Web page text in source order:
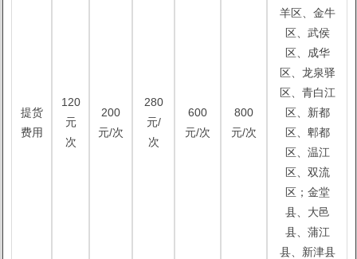
提货
费用
120
元
次
200
元/次
280
元/
次
600
元/次
800
元/次
羊区、金牛
区、武侯
区、成华
区、龙泉驿
区、青白江
区、新都
区、郫都
区、温江
区、双流
区；金堂
县、大邑
县、蒲江
县、新津县